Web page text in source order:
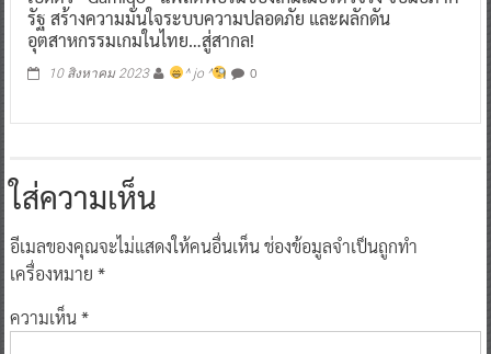
รัฐ สร้างความมั่นใจระบบความปลอดภัย และผลักดัน
อุตสาหกรรมเกมในไทย…สู่สากล!
10 สิงหาคม 2023 ^ jo ^ 0
ใส่ความเห็น
อีเมลของคุณจะไม่แสดงให้คนอื่นเห็นช่องข้อมูลจำเป็นถูกทำ
เครื่องหมาย *
ความเห็น*